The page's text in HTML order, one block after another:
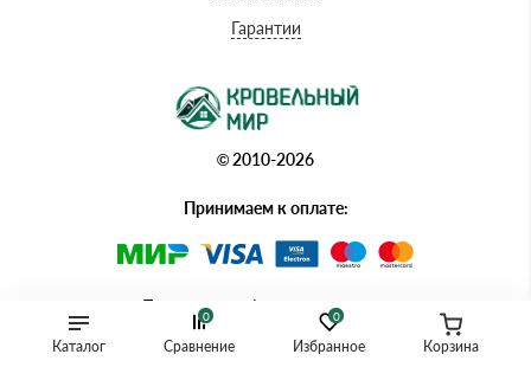
Каталог
0
Избранное
0
Сравнение Корзина
Гарантии
© 2010-2026
Принимаем к оплате:
Политика конфиденциальности